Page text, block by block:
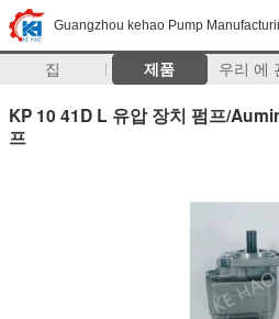
Guangzhou kehao Pump
집 제품 우리 에
KP 10 41D L 유압 장치 펌프/
프